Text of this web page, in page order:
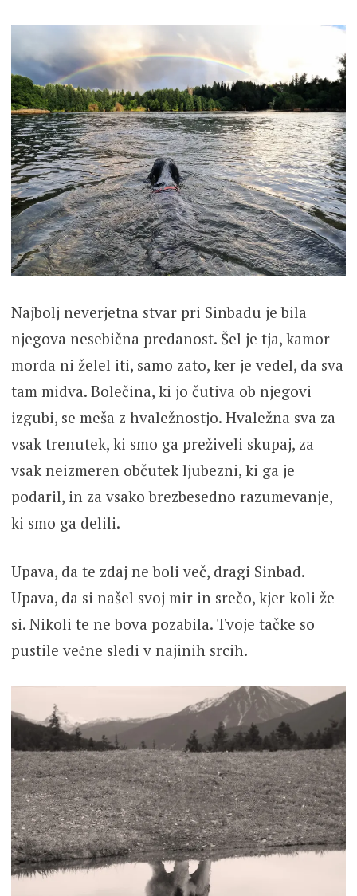
Najbolj neverjetna stvar pri Sinbadu je bila
njegova nesebična predanost. Šel je tja, kamor
morda ni želel iti, samo zato, ker je vedel, da sva
tam midva. Bolečina, ki jo čutiva ob njegovi
izgubi, se meša z hvaležnostjo. Hvaležna sva za
vsak trenutek, ki smo ga preživeli skupaj, za
vsak neizmeren občutek ljubezni, ki ga je
podaril, in za vsako brezbesedno razumevanje,
ki smo ga delili.
Upava, da te zdaj ne boli več, dragi Sinbad.
Upava, da si našel svoj mir in srečo, kjer koli že
si. Nikoli te ne bova pozabila. Tvoje tačke so
pustile veċne sledi v najinih srcih.